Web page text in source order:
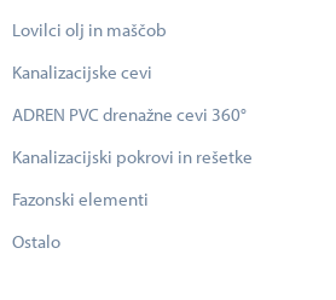
Lovilci olj in maščob
Kanalizacijske cevi
ADREN PVC drenažne cevi 360°
Kanalizacijski pokrovi in rešetke
Fazonski elementi
Ostalo